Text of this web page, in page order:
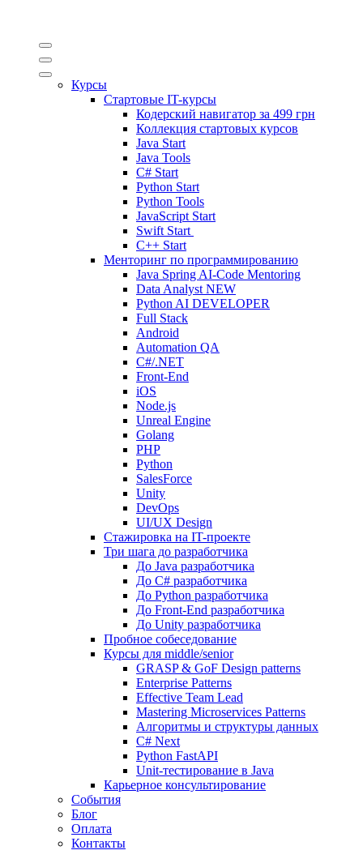
Курсы
Стартовые IT-курсы
Кодерский навигатор за 499 грн
Коллекция стартовых курсов
Java Start
Java Tools
C# Start
Python Start
Python Tools
JavaScript Start
Swift Start
C++ Start
Менторинг по программированию
Java Spring AI-Code Mentoring
Data Analyst NEW
Python AI DEVELOPER
Full Stack
Android
Automation QA
C#/.NET
Front-End
iOS
Node.js
Unreal Engine
Golang
PHP
Python
SalesForce
Unity
DevOps
UI/UX Design
Стажировка на IT-проекте
Три шага до разработчика
До Java разработчика
До C# разработчика
До Python разработчика
До Front-End разработчика
До Unity разработчика
Пробное собеседование
Курсы для middle/senior
GRASP & GoF Design patterns
Enterprise Patterns
Effective Team Lead
Mastering Microservices Patterns
Алгоритмы и структуры данных
C# Next
Python FastAPI
Unit-тестирование в Java
Карьерное консультирование
События
Блог
Оплата
Контакты